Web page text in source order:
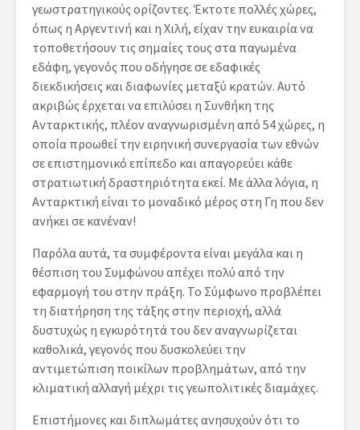
γεωστρατηγικούς ορίζοντες. Έκτοτε πολλές χώρες,
όπως η Αργεντινή και η Χιλή, είχαν την ευκαιρία να
τοποθετήσουν τις σημαίες τους στα παγωμένα
εδάφη, γεγονός που οδήγησε σε εδαφικές
διεκδικήσεις και διαφωνίες μεταξύ κρατών. Αυτό
ακριβώς έρχεται να επιλύσει η Συνθήκη της
Ανταρκτικής, πλέον αναγνωρισμένη από 54 χώρες, η
οποία προωθεί την ειρηνική συνεργασία των εθνών
σε επιστημονικό επίπεδο και απαγορεύει κάθε
στρατιωτική δραστηριότητα εκεί. Με άλλα λόγια, η
Ανταρκτική είναι το μοναδικό μέρος στη Γη που δεν
ανήκει σε κανέναν!
Παρόλα αυτά, τα συμφέροντα είναι μεγάλα και η
θέσπιση του Συμφώνου απέχει πολύ από την
εφαρμογή του στην πράξη. Το Σύμφωνο προβλέπει
τη διατήρηση της τάξης στην περιοχή, αλλά
δυστυχώς η εγκυρότητά του δεν αναγνωρίζεται
καθολικά, γεγονός που δυσκολεύει την
αντιμετώπιση ποικίλων προβλημάτων, από την
κλιματική αλλαγή μέχρι τις γεωπολιτικές διαμάχες.
Επιστήμονες και διπλωμάτες ανησυχούν ότι το